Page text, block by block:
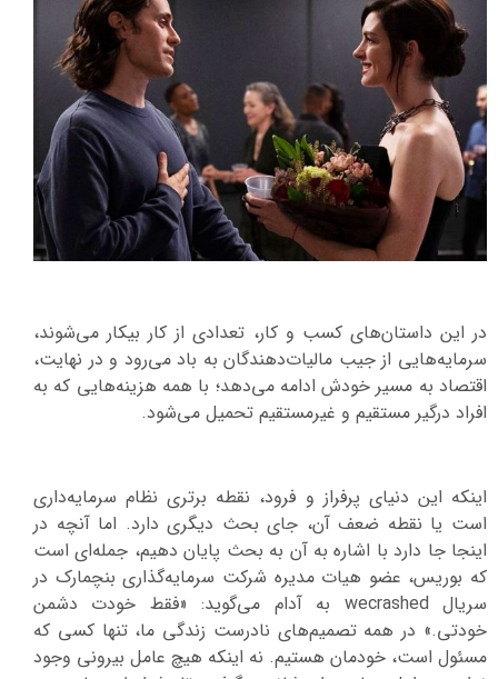
در این داستان‌های کسب و کار، تعدادی از کار بیکار می‌شوند،
سرمایه‌هایی از جیب مالیات‌دهندگان به باد می‌رود و در نهایت،
اقتصاد به مسیر خودش ادامه می‌دهد؛ با همه هزینه‌هایی که به
افراد درگیر مستقیم و غیرمستقیم تحمیل می‌شود.
اینکه این دنیای پرفراز و فرود، نقطه برتری نظام سرمایه‌داری
است یا نقطه ضعف آن، جای بحث دیگری دارد. اما آنچه در
اینجا جا دارد با اشاره به آن به بحث پایان دهیم، جمله‌ای است
که بوریس، عضو هیات مدیره شرکت سرمایه‌گذاری بنچمارک در
سریال wecrashed به آدام می‌گوید: «فقط خودت دشمن
خودتی.» در همه تصمیم‌های نادرست زندگی ما، تنها کسی که
مسئول است، خودمان هستیم. نه اینکه هیچ عامل بیرونی وجود